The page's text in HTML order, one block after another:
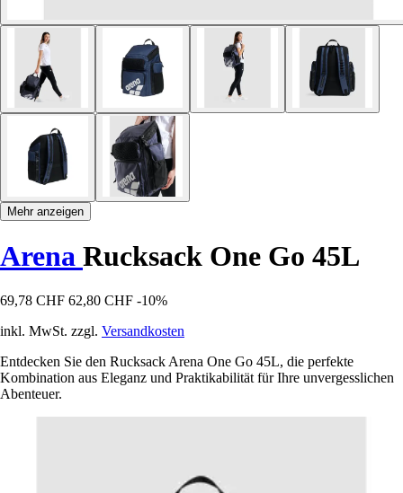
Mehr anzeigen
Arena Rucksack One Go 45L
69,78 CHF 62,80 CHF -10%
inkl. MwSt. zzgl. Versandkosten
Entdecken Sie den Rucksack Arena One Go 45L, die perfekte
Kombination aus Eleganz und Praktikabilität für Ihre unvergesslichen
Abenteuer.